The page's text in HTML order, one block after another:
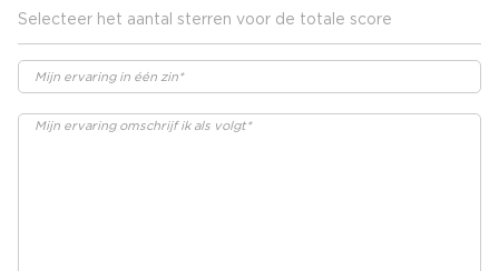
Selecteer het aantal sterren voor de totale score